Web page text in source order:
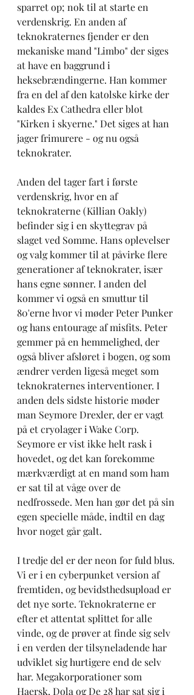
sparret op; nok til at starte en
verdenskrig. En anden af
teknokraternes fjender er den
mekaniske mand "Limbo" der siges
at have en baggrund i
heksebrændingerne. Han kommer
fra en del af den katolske kirke der
kaldes Ex Cathedra eller blot
"Kirken i skyerne." Det siges at han
jager frimurere - og nu også
teknokrater.
Anden del tager fart i første
verdenskrig, hvor en af
teknokraterne (Killian Oakly)
befinder sig i en skyttegrav på
slaget ved Somme. Hans oplevelser
og valg kommer til at påvirke flere
generationer af teknokrater, især
hans egne sønner. I anden del
kommer vi også en smuttur til
80'erne hvor vi møder Peter Punker
og hans entourage af misfits. Peter
gemmer på en hemmelighed, der
også bliver afsløret i bogen, og som
ændrer verden ligeså meget som
teknokraternes interventioner. I
anden dels sidste historie møder
man Seymore Drexler, der er vagt
på et cryolager i Wake Corp.
Seymore er vist ikke helt rask i
hovedet, og det kan forekomme
mærkværdigt at en mand som ham
er sat til at våge over de
nedfrossede. Men han gør det på sin
egen specielle måde, indtil en dag
hvor noget går galt.
I tredje del er der neon for fuld blus.
Vi er i en cyberpunket version af
fremtiden, og bevidsthedsupload er
det nye sorte. Teknokraterne er
efter et attentat splittet for alle
vinde, og de prøver at finde sig selv
i en verden der tilsyneladende har
udviklet sig hurtigere end de selv
har. Megakorporationer som
Haersk, Dola og De 28 har sat sig i